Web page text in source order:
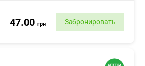
47.00 грн Забронировать